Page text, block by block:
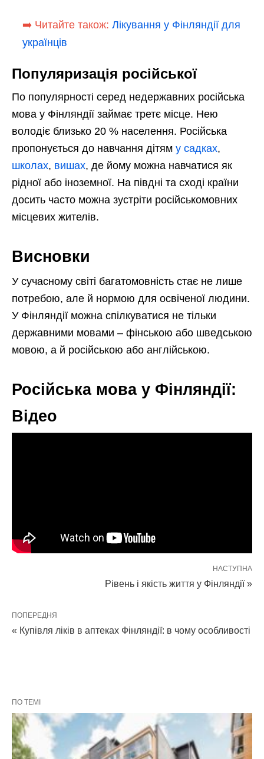
➡️ Читайте також: Лікування у Фінляндії для
українців
Популяризація російської
По популярності серед недержавних російська
мова у Фінляндії займає третє місце. Нею
володіє близько 20 % населення. Російська
пропонується до навчання дітям у садках,
школах, вишах, де йому можна навчатися як
рідної або іноземної. На півдні та сході країни
досить часто можна зустріти російськомовних
місцевих жителів.
Висновки
У сучасному світі багатомовність стає не лише
потребою, але й нормою для освіченої людини.
У Фінляндії можна спілкуватися не тільки
державними мовами – фінською або шведською
мовою, а й російською або англійською.
Російська мова у Фінляндії:
Відео
НАСТУПНА
Рівень і якість життя у Фінляндії »
ПОПЕРЕДНЯ
« Купівля ліків в аптеках Фінляндії: в чому особливості
ПО ТЕМІ